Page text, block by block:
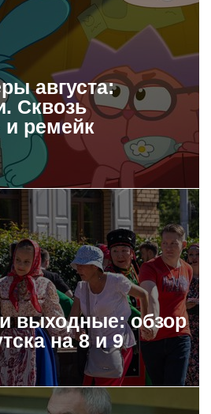
августа:
Сквозь
и ремейк
выходные: обзор
на 8 и 9